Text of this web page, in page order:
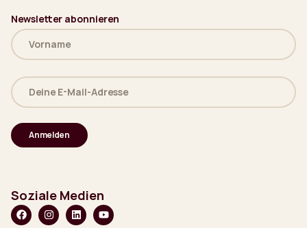
Newsletter abonnieren
Name
(erforderlich)
Deine
E-
Mail-
(erforderlich)
Soziale Medien